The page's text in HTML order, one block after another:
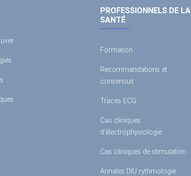
PROFESSIONNELS DE LA
SANTÉ
Formation
Recommandations et
consensus
Tracés ECG
Cas cliniques
d'électrophysiologie
Cas cliniques de stimulation
Annales DIU rythmologie